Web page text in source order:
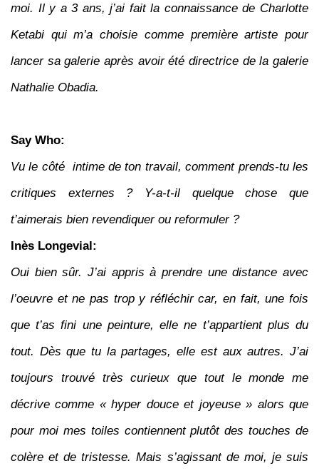
moi. Il y a 3 ans, j’ai fait la connaissance de Charlotte
Ketabi qui m’a choisie comme première artiste pour
lancer sa galerie après avoir été directrice de la galerie
Nathalie Obadia.
Say Who:
Vu le côté intime de ton travail, comment prends-tu les
critiques externes ? Y-a-t-il quelque chose que
t’aimerais bien revendiquer ou reformuler ?
Inès Longevial:
Oui bien sûr. J’ai appris à prendre une distance avec
l’oeuvre et ne pas trop y réfléchir car, en fait, une fois
que t’as fini une peinture, elle ne t’appartient plus du
tout. Dès que tu la partages, elle est aux autres. J’ai
toujours trouvé très curieux que tout le monde me
décrive comme « hyper douce et joyeuse » alors que
pour moi mes toiles contiennent plutôt des touches de
colère et de tristesse. Mais s’agissant de moi, je suis